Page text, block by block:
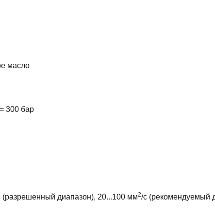
масло
300 бар
(разрешенный диапазон), 20...100 мм2/с (рекомендуемый